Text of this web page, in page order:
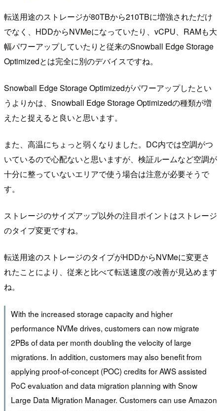
転送用途のストレージが80TBから210TBに増強されただけ
でなく、HDDからNVMeになっていたり、vCPU、RAMも大
幅パワーアップしていたりと従来のSnowball Edge Storage
Optimizedとは完全に別のデバイスですね。
Snowball Edge Storage Optimizedがパワーアップしたとい
うよりかは、Snowball Edge Storage Optimizedの種類が増
えたと捉えると良いと思います。
また、高温にちょっと弱くなりました。DC内では空調がつ
いているので心配ないと思いますが、検証ルームなど空調が
十分に整っていないエリアで使う場合は注意が必要そうで
す。
ストレージのサイズアップ以外の注目ポイントはストレージ
のタイプ変更ですね。
転送用途のストレージのタイプがHDDからNVMeに変更さ
れたことにより、従来と比べて転送速度の改善が見込めます
ね。
With the increased storage capacity and higher
performance NVMe drives, customers can now migrate
2PBs of data per month doubling the velocity of large
migrations. In addition, customers may also benefit from
applying proof-of-concept (POC) credits for AWS assisted
PoC evaluation and data migration planning with Snow
Large Data Migration Manager. Customers can use Amazon